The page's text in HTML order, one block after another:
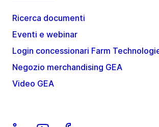
Ricerca documenti
Eventi e webinar
Login concessionari Farm
Negozio merchandising GEA
Video GEA